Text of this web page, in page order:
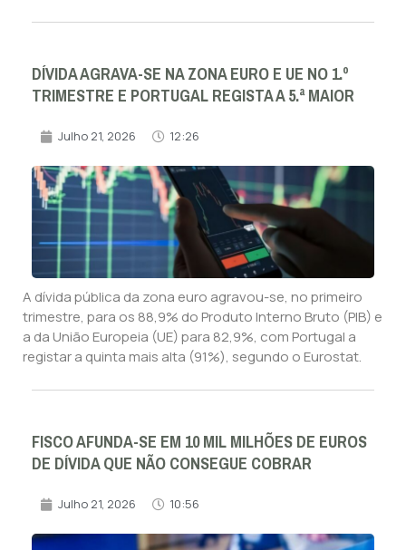
DÍVIDA AGRAVA-SE NA ZONA EURO E UE NO 1.º
TRIMESTRE E PORTUGAL REGISTA A 5.ª MAIOR
Julho 21, 2026 12:26
A dívida pública da zona euro agravou-se, no primeiro
trimestre, para os 88,9% do Produto Interno Bruto (PIB) e
a da União Europeia (UE) para 82,9%, com Portugal a
registar a quinta mais alta (91%), segundo o Eurostat.
FISCO AFUNDA-SE EM 10 MIL MILHÕES DE EUROS
DE DÍVIDA QUE NÃO CONSEGUE COBRAR
Julho 21, 2026 10:56